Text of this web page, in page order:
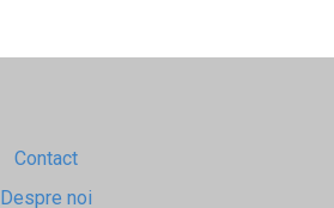
Contact
Despre noi